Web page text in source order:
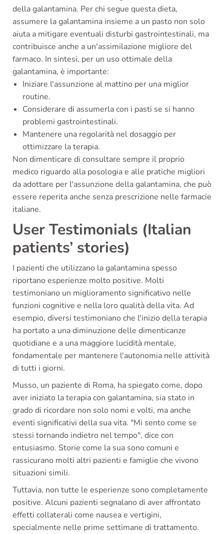
della galantamina. Per chi segue questa dieta,
assumere la galantamina insieme a un pasto non solo
aiuta a mitigare eventuali disturbi gastrointestinali, ma
contribuisce anche a un'assimilazione migliore del
farmaco. In sintesi, per un uso ottimale della
galantamina, è importante:
Iniziare l'assunzione al mattino per una miglior
routine.
Considerare di assumerla con i pasti se si hanno
problemi gastrointestinali.
Mantenere una regolarità nel dosaggio per
ottimizzare la terapia.
Non dimenticare di consultare sempre il proprio
medico riguardo alla posologia e alle pratiche migliori
da adottare per l'assunzione della galantamina, che può
essere reperita anche senza prescrizione nelle farmacie
italiane.
User Testimonials (Italian
patients’ stories)
I pazienti che utilizzano la galantamina spesso
riportano esperienze molto positive. Molti
testimoniano un miglioramento significativo nelle
funzioni cognitive e nella loro qualità della vita. Ad
esempio, diversi testimoniano che l'inizio della terapia
ha portato a una diminuzione delle dimenticanze
quotidiane e a una maggiore lucidità mentale,
fondamentale per mantenere l'autonomia nelle attività
di tutti i giorni.
Musso, un paziente di Roma, ha spiegato come, dopo
aver iniziato la terapia con galantamina, sia stato in
grado di ricordare non solo nomi e volti, ma anche
eventi significativi della sua vita. "Mi sento come se
stessi tornando indietro nel tempo", dice con
entusiasmo. Storie come la sua sono comuni e
rassicurano molti altri pazienti e famiglie che vivono
situazioni simili.
Tuttavia, non tutte le esperienze sono completamente
positive. Alcuni pazienti segnalano di aver affrontato
effetti collaterali come nausea e vertigini,
specialmente nelle prime settimane di trattamento.